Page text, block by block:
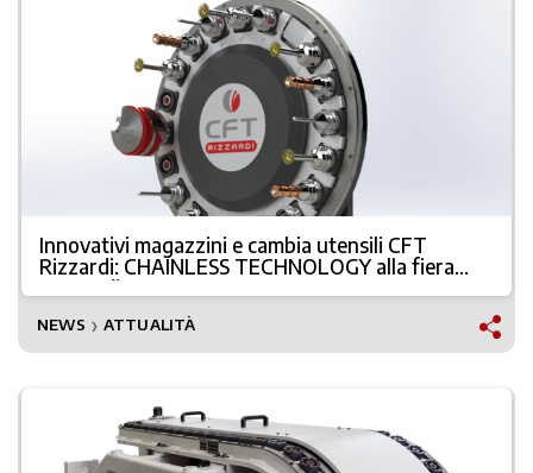
Innovativi magazzini e cambia utensili CFT
Rizzardi: CHAINLESS TECHNOLOGY alla fiera
LIGNA di Hannover
NEWS ❯ ATTUALITÀ